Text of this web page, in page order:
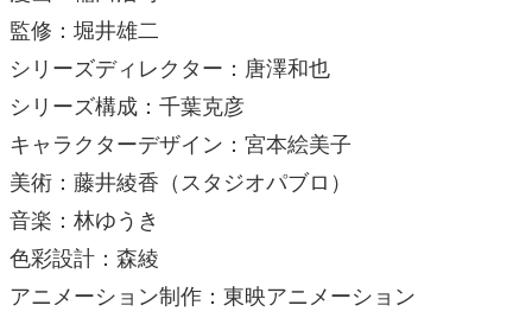
監修：堀井雄二
シリーズディレクター：唐澤和也
シリーズ構成：千葉克彦
キャラクターデザイン：宮本絵美子
美術：藤井綾香（スタジオパブロ）
音楽：林ゆうき
色彩設計：森綾
アニメーション制作：東映アニメーション